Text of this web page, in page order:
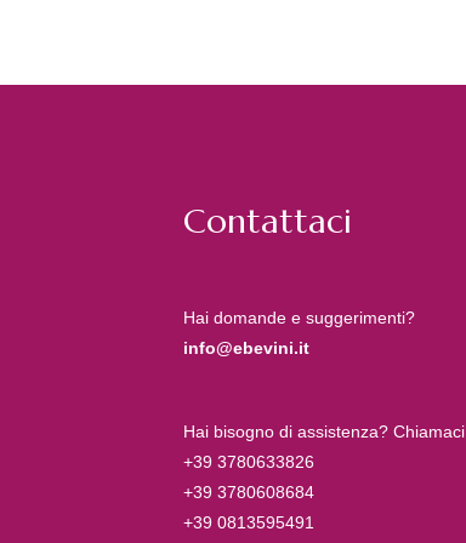
Contattaci
Hai domande e suggerimenti?
info@ebevini.it
Hai bisogno di assistenza? Chiamaci.
+39 3780633826
+39 3780608684
+39 0813595491